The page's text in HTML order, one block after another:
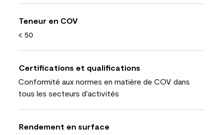
Teneur en COV
< 50
Certifications et qualifications
Conformité aux normes en matière de COV dans
tous les secteurs d'activités
Rendement en surface